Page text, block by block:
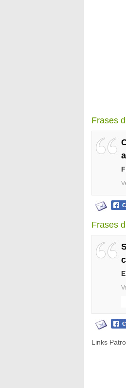
Frases
Frases
Links